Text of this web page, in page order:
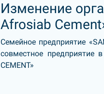
Изменение
Afrosiab
Семейное предприятие
совместное предприятие
CEMENT»